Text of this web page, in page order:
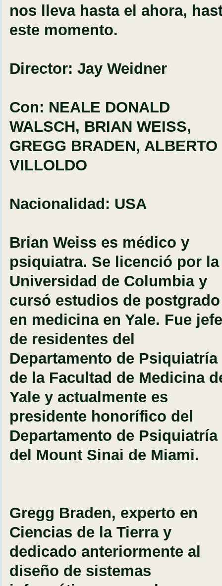
nos lleva hasta el ahora,
este momento.
Director: Jay Weidner
Con: NEALE DONALD
WALSCH, BRIAN WEISS,
GREGG BRADEN, ALBERTO
VILLOLDO
Nacionalidad: USA
Brian Weiss es médico y
psiquiatra. Se licenció por la
Universidad de Columbia y
cursó estudios de postgrado
en medicina en Yale. Fue jefe
de residentes del
Departamento de Psiquiatría
de la Facultad de Medicina
Yale y actualmente es
presidente honorífico del
Departamento de Psiquiatría
del Mount Sinai de Miami.
Gregg Braden, experto en
Ciencias de la Tierra y
dedicado anteriormente al
diseño de sistemas